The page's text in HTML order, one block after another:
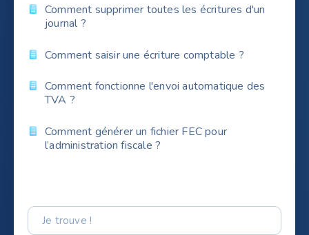
Comment supprimer toutes les écritures d'un
journal ?
Comment saisir une écriture comptable ?
Comment fonctionne l'envoi automatique des
TVA ?
Comment générer un fichier FEC pour
l’administration fiscale ?